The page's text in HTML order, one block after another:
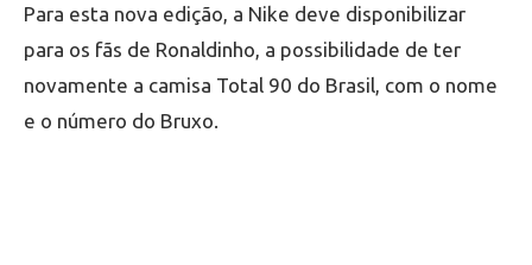
Para esta nova edição, a Nike deve disponibilizar
para os fãs de Ronaldinho, a possibilidade de ter
novamente a camisa Total 90 do Brasil, com o nome
e o número do Bruxo.